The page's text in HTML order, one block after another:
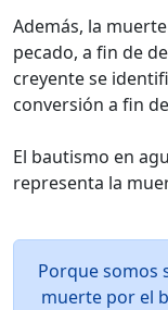
Además, la
pecado, a fin de
creyente se
conversión a fin
El bautismo en
representa la
Porque somos
muerte por el